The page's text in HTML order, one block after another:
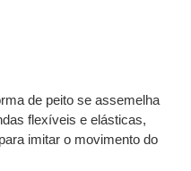
de peito se assemelha
flexíveis e elásticas,
imitar o movimento do